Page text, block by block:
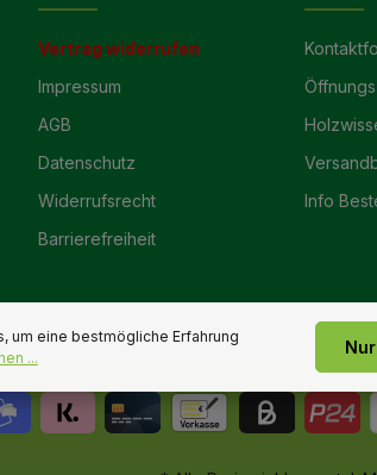
Vertrag widerrufen
Impressum
AGB
Datenschutz
Widerrufsrecht
Barrierefreiheit
Info
um eine bestmögliche Erfahrung
...